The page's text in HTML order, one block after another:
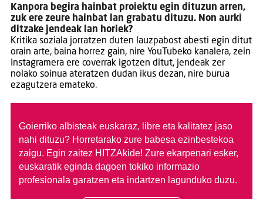
Kanpora begira hainbat proiektu egin dituzun arren,
zuk ere zeure hainbat lan grabatu dituzu. Non aurki
ditzake jendeak lan horiek?
Kritika soziala jorratzen duten lauzpabost abesti egin ditut
orain arte, baina horrez gain, nire YouTubeko kanalera, zein
Instagramera ere coverrak igotzen ditut, jendeak zer
nolako soinua ateratzen dudan ikus dezan, nire burua
ezagutzera emateko.
Goierriko albisteak euskaraz, libre eta kalitatez jaso
nahi dituzu? Horretarako zure babesa ezinbestekoa
zaigu. Egin zaitez HITZAkide! Zure ekarpenari esker,
euskaratik eginda dagoen tokiko informazio
profesionala garatzen eta indartzen lagunduko duzu.